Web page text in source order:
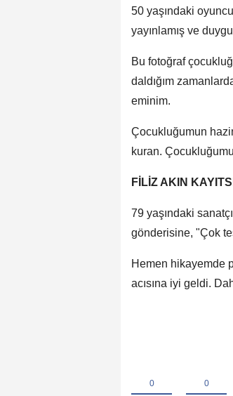
50 yaşındaki
yayınlamış ve
Bu fotoğraf
daldığım
eminim.
Çocukluğumun
kuran.
FİLİZ AKIN
79 yaşındaki
gönderisine, "Çok
Hemen hikayemde
acısına iyi geldi.